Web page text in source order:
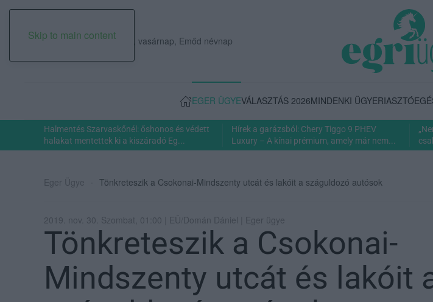
Skip to main content
2026. augusztus 09., vasárnap, Emőd névnap
EGER ÜGYEVÁLASZTÁS 2026MINDENKI ÜGYERIASZTÓ
Halmentés Szarvaskőnél: őshonos és védett
halakat mentettek ki a kiszáradó Eg...
Hírek a garázsból: Chery Tiggo 9 PHEV
Luxury – A kínai prémium, amely már nem...
Eger Ügye Tönkreteszik a Csokonai-Mindszenty utcát és lakóit a száguldozó autósok
2019. nov. 30. Szombat, 01:00 | EÜ/Domán Dániel | Eger ügye
Tönkreteszik a Csokonai-
Mindszenty utcát és lakóit